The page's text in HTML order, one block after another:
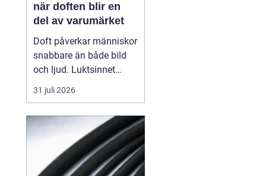
när doften blir en
del av varumärket
Doft påverkar människor
snabbare än både bild
och ljud. Luktsinnet
kopplas direkt till
hjärnans centrum för
Därförhar
doftmarknadsföring
ett kraftfullt verktyg
för företag som v...
31 juli 2026